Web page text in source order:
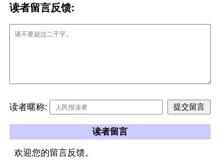
读者留言反馈:
读者暱称:
读者留言
欢迎您的留言反馈。